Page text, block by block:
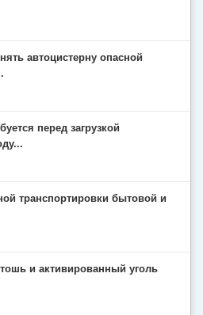
автоцистерну опасной
перед загрузкой
транспортировки бытовой и
и активированный уголь